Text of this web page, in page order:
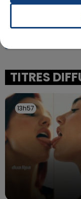
UNE
OPÉRER DE
excuses.
TITRES
13h57
13h57